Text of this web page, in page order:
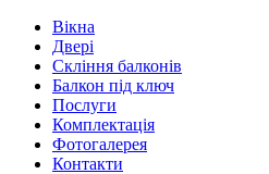
Вікна
Двері
Скління балконів
Балкон під ключ
Послуги
Комплектація
Фотогалерея
Контакти